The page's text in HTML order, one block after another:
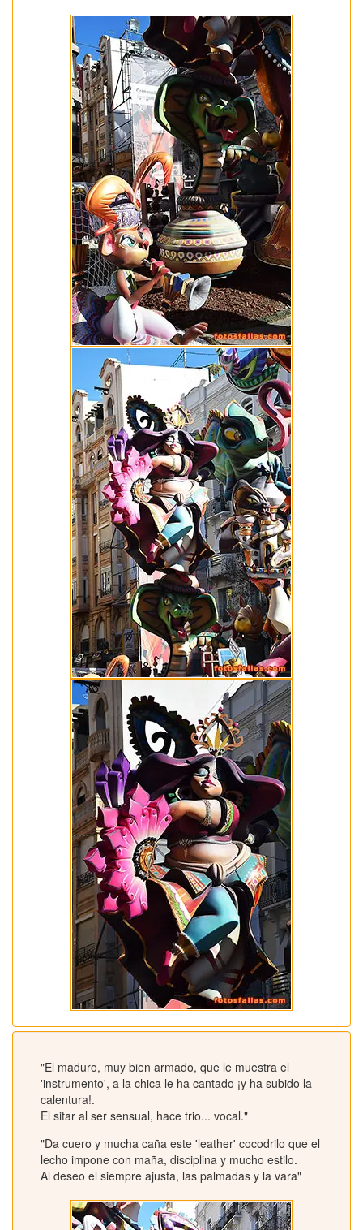
"El maduro, muy bien armado, que le muestra el
'instrumento', a la chica le ha cantado ¡y ha subido la
calentura!.
El sitar al ser sensual, hace trio... vocal."
"Da cuero y mucha caña este 'leather' cocodrilo que el
lecho impone con maña, disciplina y mucho estilo.
Al deseo el siempre ajusta, las palmadas y la vara"